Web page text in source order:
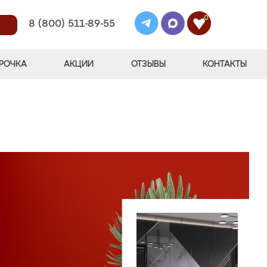
8 (800) 511-89-55
0
АКЦИИ ОТЗЫВЫ КОНТАКТЫ